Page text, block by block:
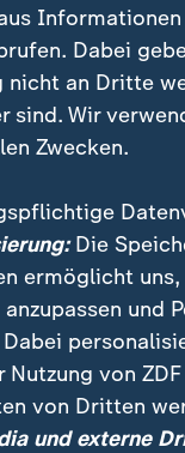
seit Wochen
war
die
Dabei
nicht an Dritte
sind. Wir
Zwecken.
Die
ermöglicht
anzupassen und
Nutzung von
von Dritten
und externe